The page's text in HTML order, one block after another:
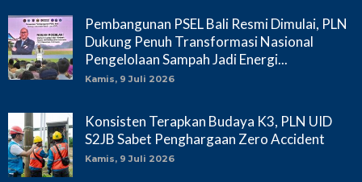
Pembangunan PSEL Bali Resmi Dimulai, PLN
Dukung Penuh Transformasi Nasional
Pengelolaan Sampah Jadi Energi...
Kamis, 9 Juli 2026
Konsisten Terapkan Budaya K3, PLN UID
S2JB Sabet Penghargaan Zero Accident
Kamis, 9 Juli 2026